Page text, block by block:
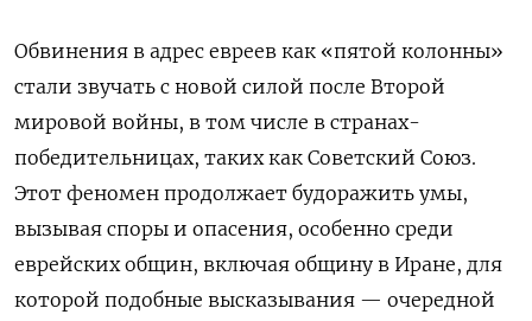
Обвинения в адрес евреев как «пятой колонны»
стали звучать с новой силой после Второй
мировой войны, в том числе в странах-
победительницах, таких как Советский Союз.
Этот феномен продолжает будоражить умы,
вызывая споры и опасения, особенно среди
еврейских общин, включая общину в Иране, для
которой подобные высказывания — очередной